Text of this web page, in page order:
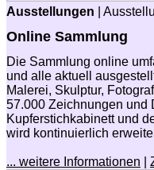
Ausstellungen |
Online Sammlung
Die Sammlung online
und alle aktuell
Malerei, Skulptur,
57.000 Zeichnungen und
Kupferstichkabinett und
wird kontinuierlich
... weitere Informationen